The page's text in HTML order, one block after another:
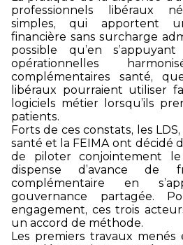
professionnels libéraux
simples, qui apportent
financière sans surcharge
possible qu’en
opérationnelles
complémentaires santé,
libéraux pourraient utiliser
logiciels métier lorsqu’ils
patients.
Forts de ces constats, les
santé et la FEIMA ont décidé
de piloter conjointement
dispense d’avance
complémentaire en
gouvernance partagée.
engagement, ces trois
un accord de méthode.
Les premiers travaux